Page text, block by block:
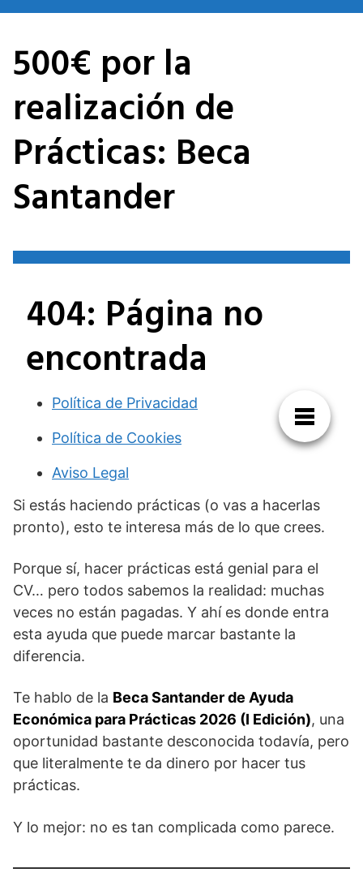
Saltar
contenido
500€ por la
realización de
Prácticas: Beca
Santander
Si estás haciendo prácticas (o vas a hacerlas
pronto), esto te interesa más de lo que crees.
Porque sí, hacer prácticas está genial para el
CV… pero todos sabemos la realidad: muchas
veces no están pagadas. Y ahí es donde entra
esta ayuda que puede marcar bastante la
diferencia.
Te hablo de la Beca Santander de Ayuda
Económica para Prácticas 2026 (I Edición), una
oportunidad bastante desconocida todavía, pero
que literalmente te da dinero por hacer tus
prácticas.
Y lo mejor: no es tan complicada como parece.